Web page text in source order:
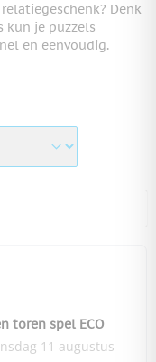
Denk
kun je puzzels
en eenvoudig.
toren spel ECO
11 augustus